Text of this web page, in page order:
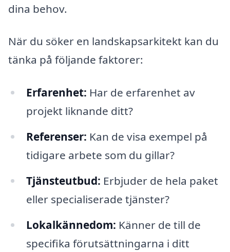
dina behov.
När du söker en landskapsarkitekt kan du
tänka på följande faktorer:
Erfarenhet: Har de erfarenhet av
projekt liknande ditt?
Referenser: Kan de visa exempel på
tidigare arbete som du gillar?
Tjänsteutbud: Erbjuder de hela paket
eller specialiserade tjänster?
Lokalkännedom: Känner de till de
specifika förutsättningarna i ditt